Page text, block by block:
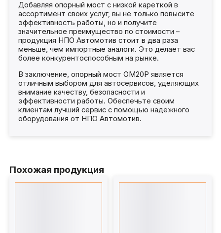
Добавляя опорный мост с низкой кареткой в
ассортимент своих услуг, вы не только повысите
эффективность работы, но и получите
значительное преимущество по стоимости –
продукция НПО Автомотив стоит в два раза
меньше, чем импортные аналоги. Это делает вас
более конкурентоспособным на рынке.
В заключение, опорный мост ОМ20Р является
отличным выбором для автосервисов, уделяющих
внимание качеству, безопасности и
эффективности работы. Обеспечьте своим
клиентам лучший сервис с помощью надежного
оборудования от НПО Автомотив.
Похожая продукция